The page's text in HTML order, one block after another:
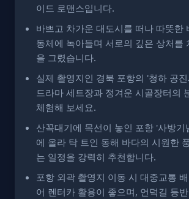
이드 로맨스입니다.
바쁘고 차가운 대도시를 떠나 따뜻한
동체에 녹아들며 서로의 깊은 상처를
을 그렸습니다.
실제 촬영지인 경북 포항의 '청하 공
드라마 세트장과 정겨운 시골장터의
체험해 보세요.
산꼭대기에 목선이 놓인 포항 '사방기
에 올라 탁 트인 동해 바다의 시원한
는 일정을 강력히 추천합니다.
포항 외곽 촬영지 이동 시 대중교통
어 렌터카 활용이 좋으며, 언덕길 등